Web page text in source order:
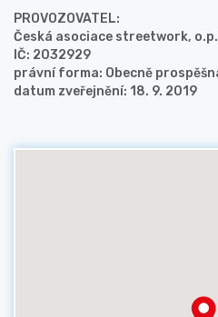
PROVOZOVATEL:
Česká asociace streetwork,
IČ: 2032929
právní forma: Obecně
datum zveřejnění: 18. 9. 2019